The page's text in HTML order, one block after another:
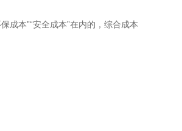
成本”“安全成本”在内的，综合成本